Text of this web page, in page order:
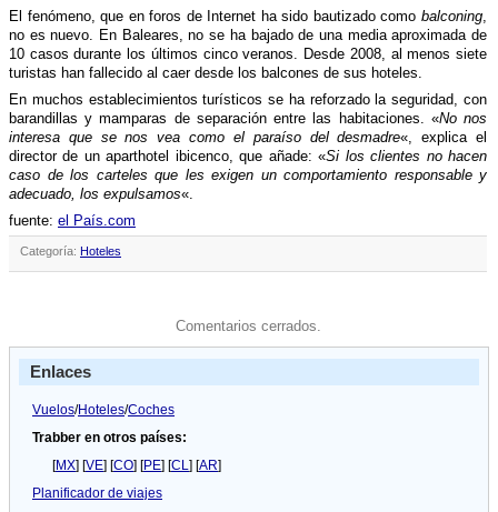
El fenómeno, que en foros de Internet ha sido bautizado como balconing,
no es nuevo. En Baleares, no se ha bajado de una media aproximada de
10 casos durante los últimos cinco veranos. Desde 2008, al menos siete
turistas han fallecido al caer desde los balcones de sus hoteles.
En muchos establecimientos turí­sticos se ha reforzado la seguridad, con
barandillas y mamparas de separación entre las habitaciones. «No nos
interesa que se nos vea como el paraí­so del desmadre«, explica el
director de un aparthotel ibicenco, que añade: «Si los clientes no hacen
caso de los carteles que les exigen un comportamiento responsable y
adecuado, los expulsamos«.
fuente: el Paí­s.com
Categoría: Hoteles
Comentarios cerrados.
Enlaces
Vuelos/Hoteles/Coches
Trabber en otros países:
[MX] [VE] [CO] [PE] [CL] [AR]
Planificador de viajes